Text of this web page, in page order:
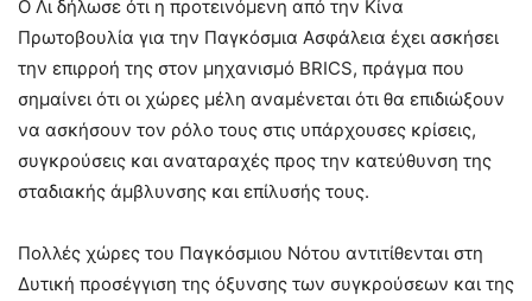
Ο Λι δήλωσε ότι η προτεινόμενη από την Κίνα
Πρωτοβουλία για την Παγκόσμια Ασφάλεια έχει ασκήσει
την επιρροή της στον μηχανισμό BRICS, πράγμα που
σημαίνει ότι οι χώρες μέλη αναμένεται ότι θα επιδιώξουν
να ασκήσουν τον ρόλο τους στις υπάρχουσες κρίσεις,
συγκρούσεις και αναταραχές προς την κατεύθυνση της
σταδιακής άμβλυνσης και επίλυσής τους.
Πολλές χώρες του Παγκόσμιου Νότου αντιτίθενται στη
Δυτική προσέγγιση της όξυνσης των συγκρούσεων και της